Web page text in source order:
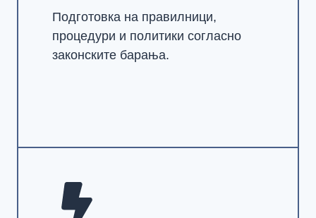
Подготовка на правилници,
процедури и политики согласно
законските барања.